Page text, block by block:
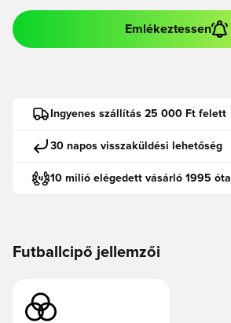
Emlékeztessen
Ingyenes szállítás 25 000 Ft felett
30 napos visszaküldési lehetőség
10 milió elégedett vásárló 1995 óta
Futballcipő jellemzői